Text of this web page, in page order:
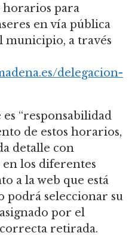
horarios para
en vía pública
municipio, a través
delegacion-
“responsabilidad
de estos horarios,
detalle con
los diferentes
a la web que está
podrá seleccionar su
por el
retirada.